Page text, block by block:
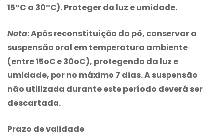
15°C a 30°C). Proteger da luz e umidade.
Nota: Após reconstituição do pó, conservar a
suspensão oral em temperatura ambiente
(entre 15oC e 30oC), protegendo da luz e
umidade, por no máximo 7 dias. A suspensão
não utilizada durante este período deverá ser
descartada.
Prazo de validade